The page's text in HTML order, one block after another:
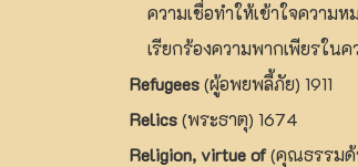
ความเชื่อทำให้เข้าใจความ
เรียกร้องความพากเพียรใน
Refugees(ผู้อพยพลี้ภัย) 1911
Relics(พระธาตุ) 1674
Religion, virtue of(คุณธรรมด้